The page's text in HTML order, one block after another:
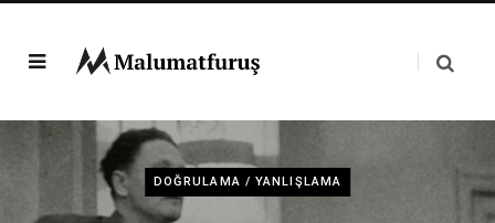
DOĞRULAMA / YANLIŞLAMA